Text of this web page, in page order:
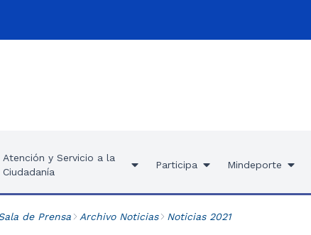
Atención y Servicio a la
Ciudadanía
Participa Mindeporte
de Prensa Archivo Noticias Noticias 2021